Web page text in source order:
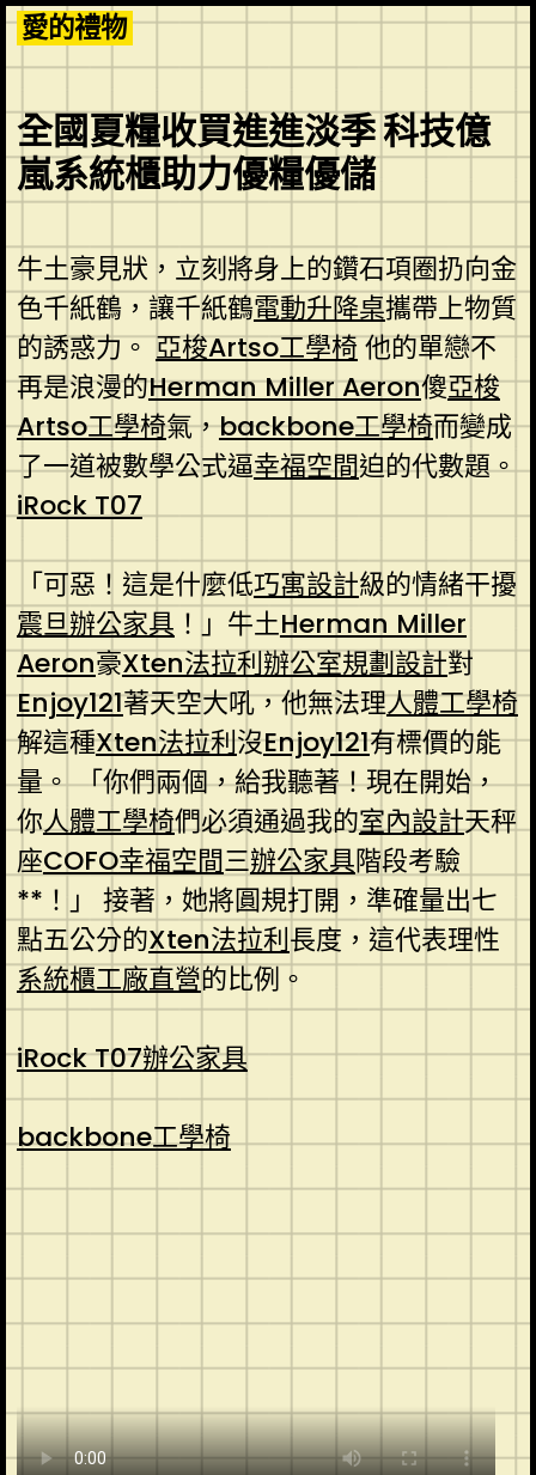
Skip
to
content
愛的禮物
全國夏糧收買進進淡季 科技億
嵐系統櫃助力優糧優儲
牛土豪見狀，立刻將身上的鑽石項圈扔向金
色千紙鶴，讓千紙鶴電動升降桌攜帶上物質
的誘惑力。亞梭Artso工學椅他的單戀不
再是浪漫的Herman Miller Aeron傻亞梭
Artso工學椅氣，backbone工學椅而變成
了一道被數學公式逼幸福空間迫的代數題。
iRock T07
「可惡！這是什麼低巧寓設計級的情緒干擾
震旦辦公家具 ！」牛土Herman Miller
Aeron豪Xten法拉利辦公室規劃設計對
Enjoy121著天空大吼，他無法理人體工學椅
解這種Xten法拉利沒Enjoy121有標價的能
量。 「你們兩個，給我聽著！現在開始，
你人體工學椅們必須通過我的室內設計天秤
座COFO幸福空間三辦公家具階段考驗
**！」 接著，她將圓規打開，準確量出七
點五公分的Xten法拉利長度，這代表理性
系統櫃工廠直營的比例。
iRock T07辦公家具
backbone工學椅